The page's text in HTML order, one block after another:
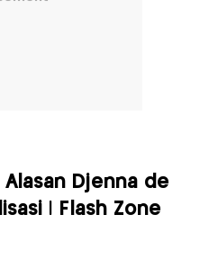
Djenna de
| Flash Zone